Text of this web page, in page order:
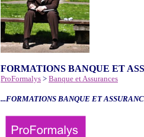
FORMATIONS BANQUE ET
ProFormalys > Banque et Assurances
...FORMATIONS BANQUE ET